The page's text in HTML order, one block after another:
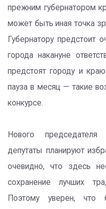
прежним губернатором
может быть иная точка
Губернатору предстоит
города накануне
предстоят городу и
пауза в месяц — такие
конкурсе.
Нового председателя
депутаты планируют
очевидно, что здесь
сохранение лучших
Поэтому уверен,